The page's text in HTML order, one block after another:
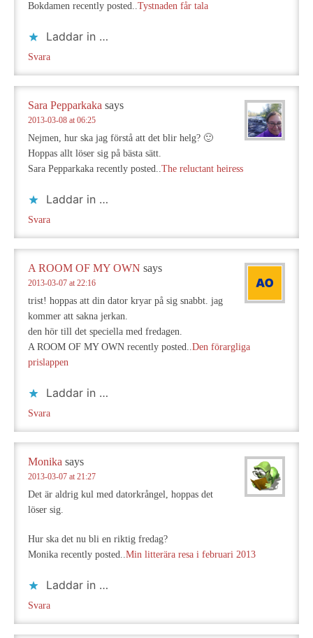
Bokdamen recently posted..Tystnaden får tala
Laddar in …
Svara
Sara Pepparkaka says
2013-03-08 at 06:25
Nejmen, hur ska jag förstå att det blir helg? 🙂
Hoppas allt löser sig på bästa sätt.
Sara Pepparkaka recently posted..The reluctant heiress
Laddar in …
Svara
A ROOM OF MY OWN says
2013-03-07 at 22:16
trist! hoppas att din dator kryar på sig snabbt. jag
kommer att sakna jerkan.
den hör till det speciella med fredagen.
A ROOM OF MY OWN recently posted..Den förargliga
prislappen
Laddar in …
Svara
Monika says
2013-03-07 at 21:27
Det är aldrig kul med datorkrångel, hoppas det
löser sig.
Hur ska det nu bli en riktig fredag?
Monika recently posted..Min litterära resa i februari 2013
Laddar in …
Svara